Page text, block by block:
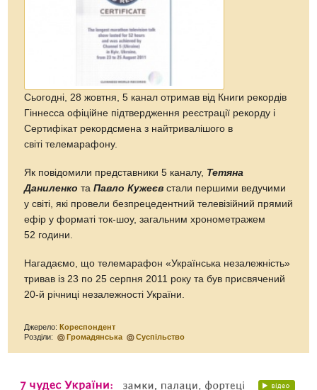
Сьогодні, 28 жовтня, 5 канал отримав від Книги рекордів
Гіннесса офіційне підтвердження реєстрації рекорду і
Сертифікат рекордсмена з найтривалішого в
світі телемарафону.
Як повідомили представники 5 каналу, Тетяна
Даниленко таПавло Кужеєв стали першими ведучими
у світі, які провели безпрецедентний телевізійний прямий
ефір у форматі ток-шоу, загальним хронометражем
52 години.
Нагадаємо, що телемарафон «Українська незалежність»
тривав із 23 по 25 серпня 2011 року та був присвячений
20-й річниці незалежності України.
Джерело:Кореспондент
Розділи:
Громадянська Суспільство